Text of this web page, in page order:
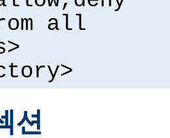
all
션